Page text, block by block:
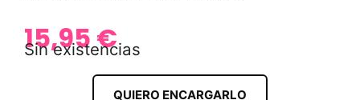
15,95€
Sin existencias
QUIERO ENCARGARLO